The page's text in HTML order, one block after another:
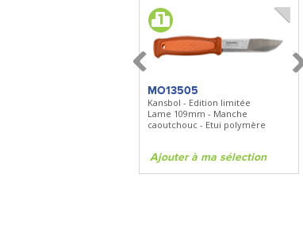
MO13505
Kansbol - Edition limitée
Lame 109mm - Manche
caoutchouc - Etui polymère
Ajouter à ma sélection